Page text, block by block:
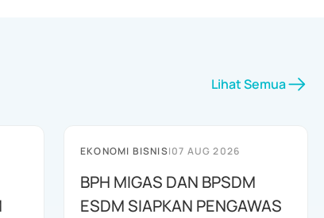
Lihat Semua
EKONOMI BISNIS|07 AUG 2026
BPH MIGAS DAN BPSDM
ESDM SIAPKAN PENGAWAS